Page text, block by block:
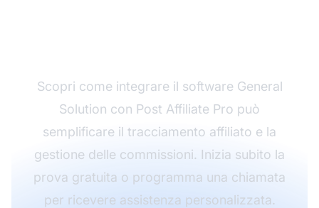
Scopri come integrare il software General
Solution con Post Affiliate Pro può
semplificare il tracciamento affiliato e la
gestione delle commissioni. Inizia subito la
prova gratuita o programma una chiamata
per ricevere assistenza personalizzata.